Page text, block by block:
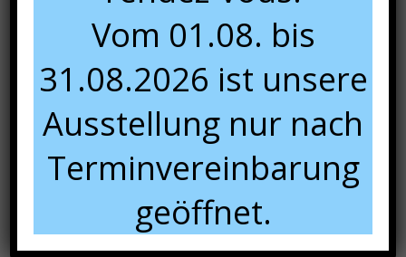
Vom 01.08. bis
31.08.2026 ist unsere
Ausstellung nur nach
Terminvereinbarung
geöffnet.